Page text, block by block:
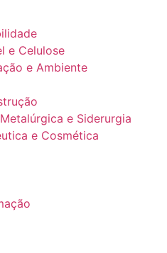
e Celulose
e Ambiente
e Siderurgia
e Cosmética